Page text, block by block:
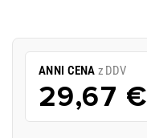
ANNI CENA z DDV
29,67 €